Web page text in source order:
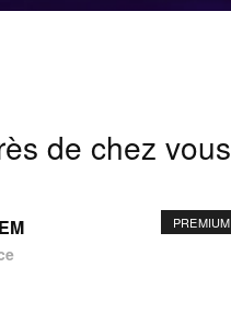
de chez vous
PREMIUM